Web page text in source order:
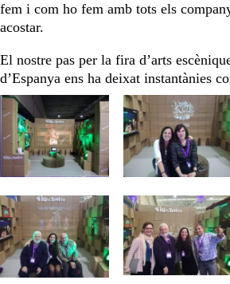
fem i com ho fem amb tots els
acostar.
El nostre pas per la fira d’arts
d’Espanya ens ha deixat instantànies